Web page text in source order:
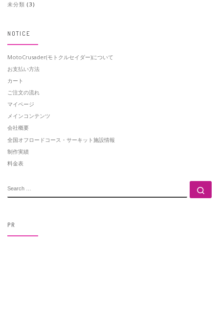
未分類 (3)
NOTICE
MotoCrusader(モトクルセイダー)について
お支払い方法
カート
ご注文の流れ
マイページ
メインコンテンツ
会社概要
全国オフロードコース・サーキット施設情報
制作実績
料金表
PR